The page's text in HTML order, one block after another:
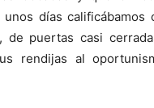
unos días calificábamos
de puertas casi
rendijas al